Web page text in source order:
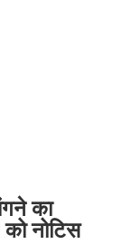
का
नोटिस